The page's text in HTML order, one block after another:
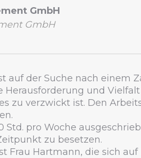
GmbH
GmbH
auf der Suche nach einem
und
zu verzwickt ist. Den
Std. pro Woche
zu besetzen.
Frau Hartmann, die sich